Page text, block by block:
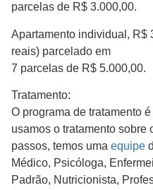
parcelas de R$ 3.000,00.
Apartamento individual, R$
reais) parcelado em
7 parcelas de R$ 5.000,00.
Tratamento:
O programa de tratamento
usamos o tratamento sobre
passos, temos uma equipe
Médico, Psicóloga,
Padrão, Nutricionista,